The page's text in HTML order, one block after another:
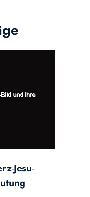
Jesu-